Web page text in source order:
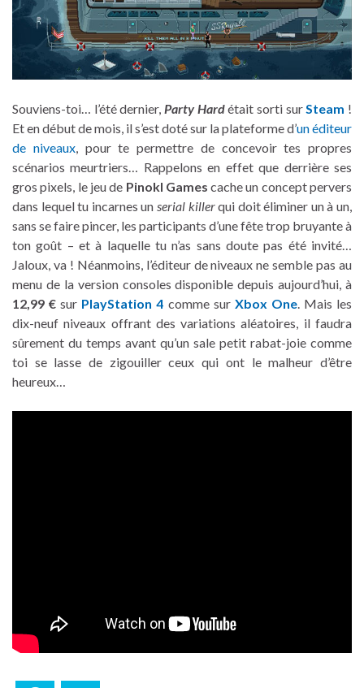
Souviens-toi… l’été dernier, Party Hardétait sorti sur Steam !
Et en début de mois, il s’est doté sur la plateforme d’un éditeur
de niveaux, pour te permettre de concevoir tes propres
scénarios meurtriers… Rappelons en effet que derrière ses
gros pixels, le jeu de Pinokl Games cache un concept pervers
dans lequel tu incarnes un serial killerqui doit éliminer un à un,
sans se faire pincer, les participants d’une fête trop bruyante à
ton goût – et à laquelle tu n’as sans doute pas été invité…
Jaloux, va ! Néanmoins, l’éditeur de niveaux ne semble pas au
menu de la version consoles disponible depuis aujourd’hui, à
12,99 € sur PlayStation 4 comme sur Xbox One. Mais les
dix-neuf niveaux offrant des variations aléatoires, il faudra
sûrement du temps avant qu’un sale petit rabat-joie comme
toi se lasse de zigouiller ceux qui ont le malheur d’être
heureux…